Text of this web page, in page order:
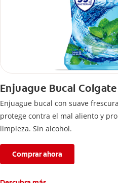
Enjuague Bucal
Enjuague bucal con suave
protege contra el mal aliento y
limpieza. Sin alcohol.
Comprar ahora